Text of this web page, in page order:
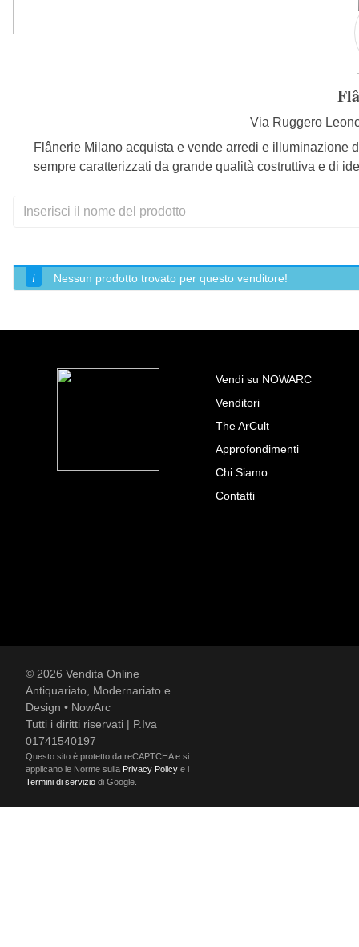
Via Ruggero
Flânerie Milano acquista e vende arredi e illuminazione
sempre caratterizzati da grande qualità costruttiva e di
Nessun prodotto trovato per questo venditore!
Vendi su NOWARC
Venditori
The ArCult
Approfondimenti
Chi Siamo
Contatti
© 2026 Vendita Online
Antiquariato, Modernariato e
Design • NowArc
Tutti i diritti riservati | P.Iva
01741540197
Questo sito è protetto da reCAPTCHA e si
applicano le Norme sulla Privacy Policy e i
Termini di servizio di Google.